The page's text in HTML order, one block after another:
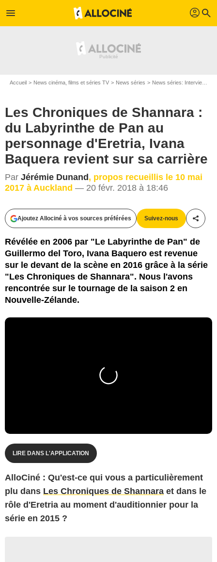
menu profil search
Accueil News cinéma, films et séries TV News séries News séries: Interviews
Les Chroniques de Shannara :
du Labyrinthe de Pan au
personnage d'Eretria, Ivana
Baquera revient sur sa carrière
Par Jérémie Dunand, propos recueillis le 10 mai
2017 à Auckland — 20 févr. 2018 à 18:46
Ajoutez Allociné à vos sources préférées Suivez-nous
Révélée en 2006 par "Le Labyrinthe de Pan" de
Guillermo del Toro, Ivana Baquero est revenue
sur le devant de la scène en 2016 grâce à la série
"Les Chroniques de Shannara". Nous l'avons
rencontrée sur le tournage de la saison 2 en
Nouvelle-Zélande.
LIRE DANS L'APPLICATION
AlloCiné : Qu'est-ce qui vous a particulièrement
plu dans Les Chroniques de Shannara et dans le
rôle d'Eretria au moment d'auditionnier pour la
série en 2015 ?